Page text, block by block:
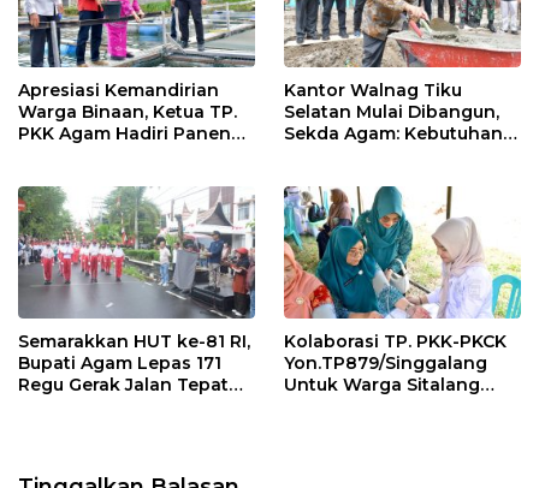
Apresiasi Kemandirian
Warga Binaan, Ketua TP.
PKK Agam Hadiri Panen
Kantor Walnag Tiku
Selatan Mulai Dibangun,
Sekda Agam: Kebutuhan
Semarakkan HUT ke-81 RI,
Bupati Agam Lepas 171
Regu Gerak Jalan Tepat
Kolaborasi TP. PKK-PKCK
Yon.TP879/Singgalang
Untuk Warga Sitalang